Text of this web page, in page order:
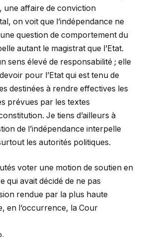
une affaire de conviction
on voit que l’indépendance ne
question de comportement du
autant le magistrat que l’Etat.
sens élevé de responsabilité ; elle
pour l’Etat qui est tenu de
destinées à rendre effectives les
prévues par les textes
Je tiens d’ailleurs à
de l’indépendance interpelle
les autorités politiques.
voter une motion de soutien en
qui avait décidé de ne pas
rendue par la plus haute
en l’occurrence, la Cour